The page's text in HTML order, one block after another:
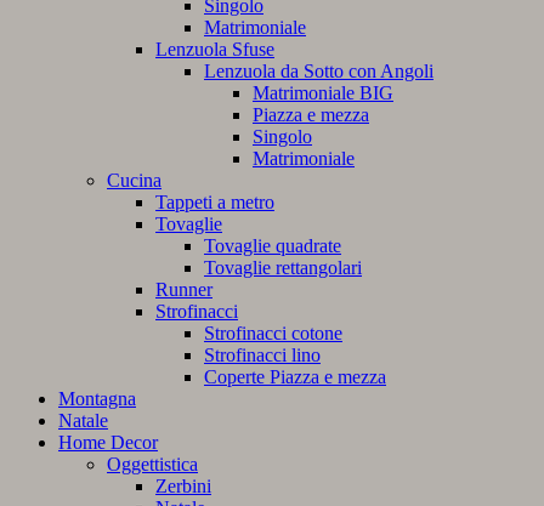
Singolo
Matrimoniale
Lenzuola Sfuse
Lenzuola da Sotto con Angoli
Matrimoniale BIG
Piazza e mezza
Singolo
Matrimoniale
Cucina
Tappeti a metro
Tovaglie
Tovaglie quadrate
Tovaglie rettangolari
Runner
Strofinacci
Strofinacci cotone
Strofinacci lino
Coperte Piazza e mezza
Montagna
Natale
Home Decor
Oggettistica
Zerbini